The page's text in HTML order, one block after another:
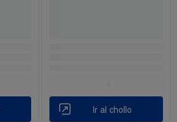
Ir al chollo